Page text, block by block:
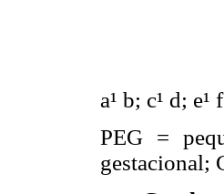
a¹ b; c¹ d; e¹ f
PEG =
gestacional;